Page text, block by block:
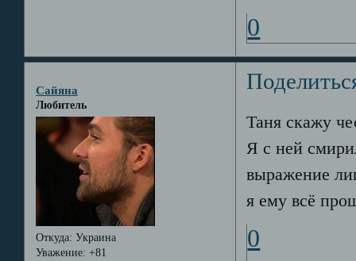
0
Сайяна
Любитель
Откуда: Украина
Уважение: +81
Таня скажу
Я с ней
выражение
я ему всё
0